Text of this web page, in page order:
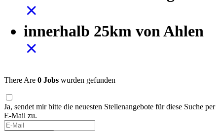
innerhalb 25km von Ahlen
There Are 0 Jobs wurden gefunden
Ja, sendet mir bitte die neuesten Stellenangebote für diese Suche per
E-Mail zu.